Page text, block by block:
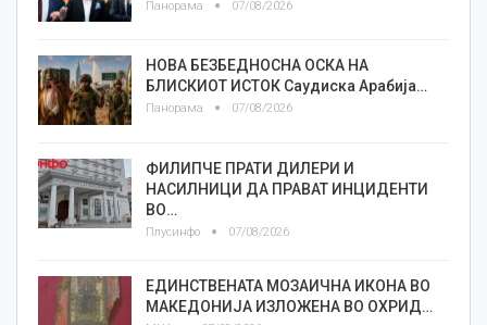
Панорама 07/08/2026
НОВА БЕЗБЕДНОСНА ОСКА НА
БЛИСКИОТ ИСТОК Саудиска Арабија…
Панорама 07/08/2026
ФИЛИПЧЕ ПРАТИ ДИЛЕРИ И
НАСИЛНИЦИ ДА ПРАВАТ ИНЦИДЕНТИ
ВО…
Плусинфо 07/08/2026
ЕДИНСТВЕНАТА МОЗАИЧНА ИКОНА ВО
МАКЕДОНИЈА ИЗЛОЖЕНА ВО ОХРИД…